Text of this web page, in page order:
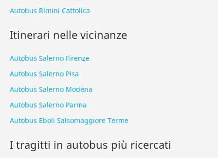
Autobus Rimini Cattolica
Itinerari nelle vicinanze
Autobus Salerno Firenze
Autobus Salerno Pisa
Autobus Salerno Modena
Autobus Salerno Parma
Autobus Eboli Salsomaggiore Terme
I tragitti in autobus più ricercati